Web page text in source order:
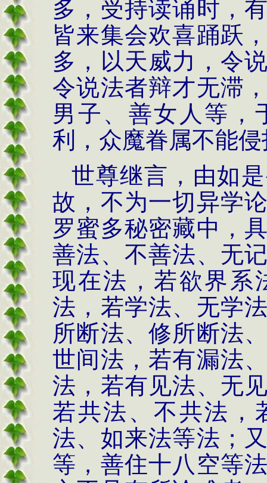
多，受持读诵时，
皆来集会欢喜踊跃
多，以天威力，令
令说法者辩才无滞
男子、善女人等，
利，众魔眷属不能
世尊继言，由如
故，不为一切异学
罗蜜多秘密藏中，
善法、不善法、无
现在法，若欲界系
法，若学法、无学
所断法、修所断法
世间法，若有漏法
法，若有见法、无
若共法、不共法，
法、如来法等法；
等，善住十八空等